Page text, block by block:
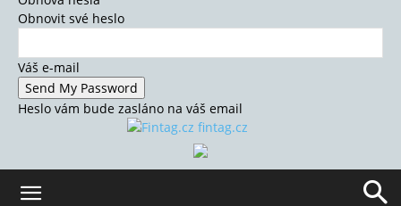
Obnovit své heslo
Váš e-mail
Heslo vám bude zasláno na váš email
fintag.cz